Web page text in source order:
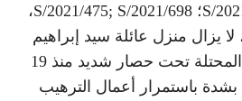
رسائلنا السابقة (S/2021/162؛ S/2021/475; S/2021/698،
يزال منزل عائلة سيد إبراهيم
خيا في مدينة بوجادور المحتلة تحت حصار شديد منذ 19
نددنا بشدة باستمرار أعمال الترهيب